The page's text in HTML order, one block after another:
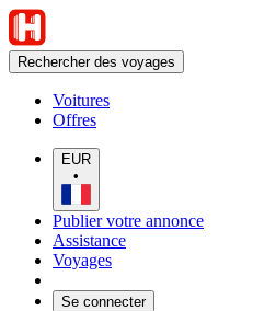
Rechercher des voyages
Voitures
Offres
EUR
•
Publier votre annonce
Assistance
Voyages
Se connecter